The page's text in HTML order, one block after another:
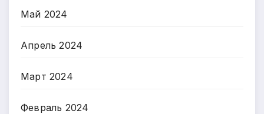
Май 2024
Апрель 2024
Март 2024
Февраль 2024